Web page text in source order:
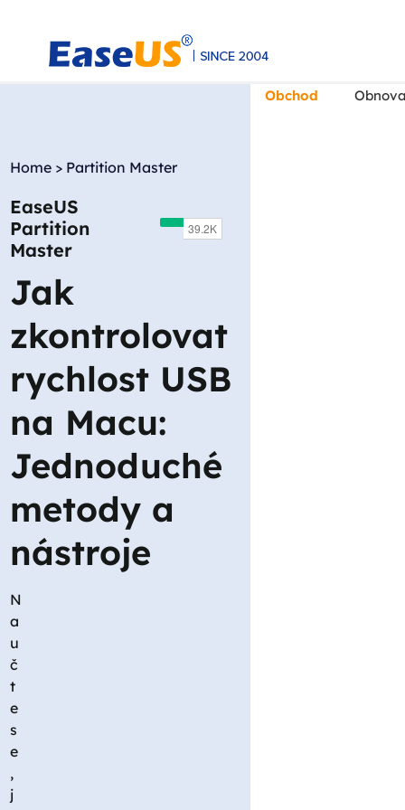
EaseUS
Obchod
Home > Partition Master
EaseUS
Partition
Master
Jak
zkontrolovat
rychlost USB
na Macu:
Jednoduché
metody a
nástroje
N
a
u
č
t
e
s
e
,
j